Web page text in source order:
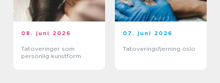
08. juni 2026
Tatoveringer som
personlig kunstform
07. juni 2026
Tatoveringsfjerning oslo